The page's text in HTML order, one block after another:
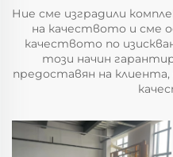
Ние сме изградили
на качеството и сме
качеството по
този начин
предоставян на